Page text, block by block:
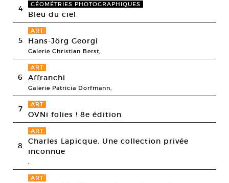
4 GÉOMÉTRIES PHOTOGRAPHIQUES
Bleu du ciel
5
ART
Hans-Jörg Georgi
Galerie Christian Berst,
6
ART
Affranchi
Galerie Patricia Dorfmann,
7 ART
OVNi folies ! 8e édition
8
ART
Charles Lapicque. Une collection privée
inconnue
,
ART